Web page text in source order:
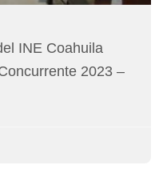
INE Coahuila
2023 –